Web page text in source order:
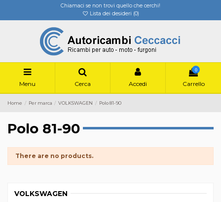
Chiamaci se non trovi quello che cerchi!
Lista dei desideri (0)
Menu Cerca Accedi
0
Carrello
Home Per marca VOLKSWAGEN Polo 81-90
Polo 81-90
There are no products.
VOLKSWAGEN